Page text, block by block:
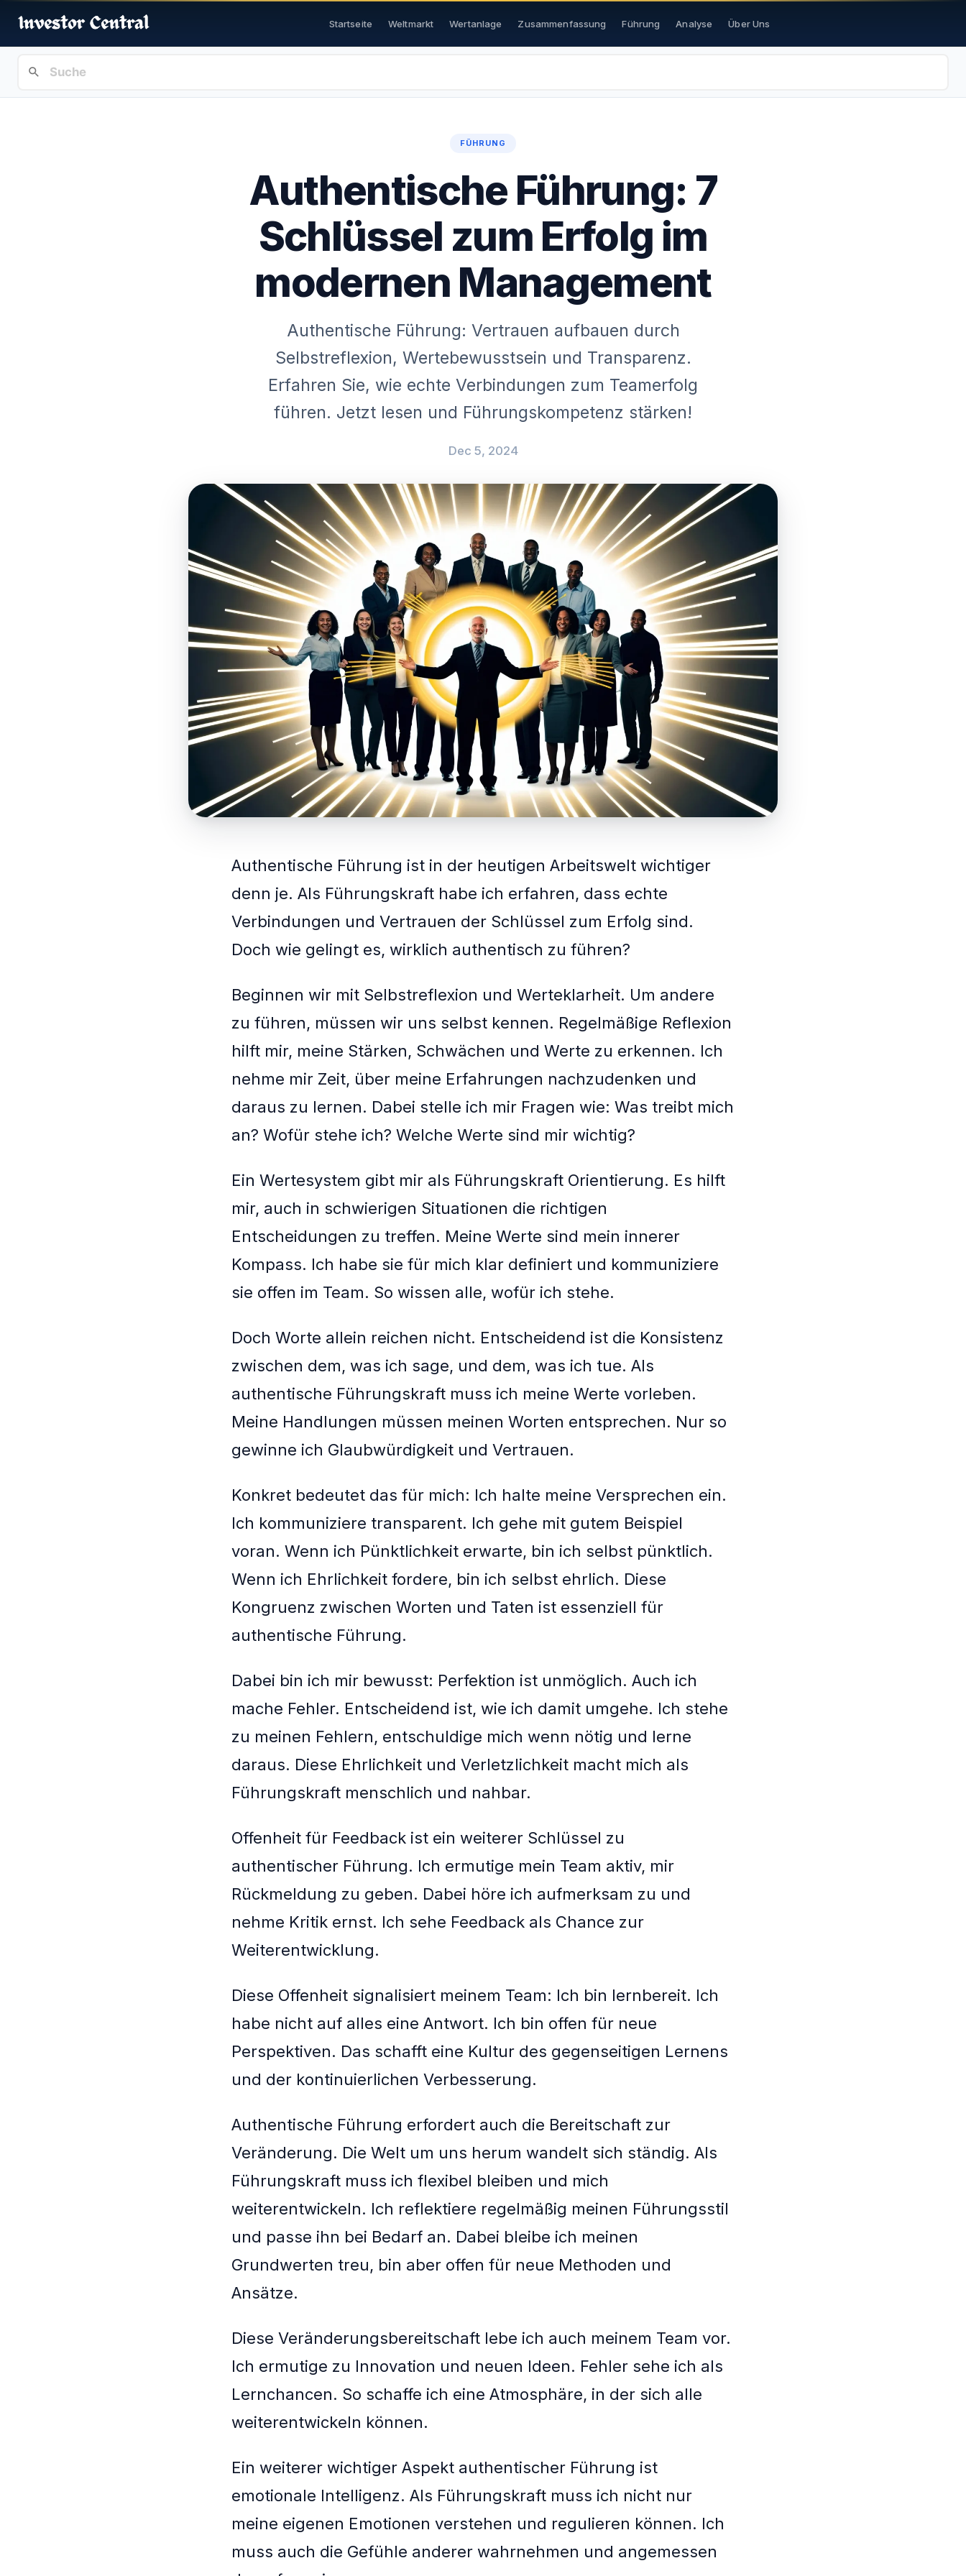
Startseite Weltmarkt Wertanlage Zusammenfassung Führung Analyse Über Uns
FÜHRUNG
Authentische Führung: 7
Schlüssel zum Erfolg im
modernen Management
Authentische Führung: Vertrauen aufbauen durch
Selbstreflexion, Wertebewusstsein und Transparenz.
Erfahren Sie, wie echte Verbindungen zum Teamerfolg
führen. Jetzt lesen und Führungskompetenz stärken!
Dec 5, 2024
Authentische Führung ist in der heutigen Arbeitswelt wichtiger
denn je. Als Führungskraft habe ich erfahren, dass echte
Verbindungen und Vertrauen der Schlüssel zum Erfolg sind.
Doch wie gelingt es, wirklich authentisch zu führen?
Beginnen wir mit Selbstreflexion und Werteklarheit. Um andere
zu führen, müssen wir uns selbst kennen. Regelmäßige Reflexion
hilft mir, meine Stärken, Schwächen und Werte zu erkennen. Ich
nehme mir Zeit, über meine Erfahrungen nachzudenken und
daraus zu lernen. Dabei stelle ich mir Fragen wie: Was treibt mich
an? Wofür stehe ich? Welche Werte sind mir wichtig?
Ein Wertesystem gibt mir als Führungskraft Orientierung. Es hilft
mir, auch in schwierigen Situationen die richtigen
Entscheidungen zu treffen. Meine Werte sind mein innerer
Kompass. Ich habe sie für mich klar definiert und kommuniziere
sie offen im Team. So wissen alle, wofür ich stehe.
Doch Worte allein reichen nicht. Entscheidend ist die Konsistenz
zwischen dem, was ich sage, und dem, was ich tue. Als
authentische Führungskraft muss ich meine Werte vorleben.
Meine Handlungen müssen meinen Worten entsprechen. Nur so
gewinne ich Glaubwürdigkeit und Vertrauen.
Konkret bedeutet das für mich: Ich halte meine Versprechen ein.
Ich kommuniziere transparent. Ich gehe mit gutem Beispiel
voran. Wenn ich Pünktlichkeit erwarte, bin ich selbst pünktlich.
Wenn ich Ehrlichkeit fordere, bin ich selbst ehrlich. Diese
Kongruenz zwischen Worten und Taten ist essenziell für
authentische Führung.
Dabei bin ich mir bewusst: Perfektion ist unmöglich. Auch ich
mache Fehler. Entscheidend ist, wie ich damit umgehe. Ich stehe
zu meinen Fehlern, entschuldige mich wenn nötig und lerne
daraus. Diese Ehrlichkeit und Verletzlichkeit macht mich als
Führungskraft menschlich und nahbar.
Offenheit für Feedback ist ein weiterer Schlüssel zu
authentischer Führung. Ich ermutige mein Team aktiv, mir
Rückmeldung zu geben. Dabei höre ich aufmerksam zu und
nehme Kritik ernst. Ich sehe Feedback als Chance zur
Weiterentwicklung.
Diese Offenheit signalisiert meinem Team: Ich bin lernbereit. Ich
habe nicht auf alles eine Antwort. Ich bin offen für neue
Perspektiven. Das schafft eine Kultur des gegenseitigen Lernens
und der kontinuierlichen Verbesserung.
Authentische Führung erfordert auch die Bereitschaft zur
Veränderung. Die Welt um uns herum wandelt sich ständig. Als
Führungskraft muss ich flexibel bleiben und mich
weiterentwickeln. Ich reflektiere regelmäßig meinen Führungsstil
und passe ihn bei Bedarf an. Dabei bleibe ich meinen
Grundwerten treu, bin aber offen für neue Methoden und
Ansätze.
Diese Veränderungsbereitschaft lebe ich auch meinem Team vor.
Ich ermutige zu Innovation und neuen Ideen. Fehler sehe ich als
Lernchancen. So schaffe ich eine Atmosphäre, in der sich alle
weiterentwickeln können.
Ein weiterer wichtiger Aspekt authentischer Führung ist
emotionale Intelligenz. Als Führungskraft muss ich nicht nur
meine eigenen Emotionen verstehen und regulieren können. Ich
muss auch die Gefühle anderer wahrnehmen und angemessen